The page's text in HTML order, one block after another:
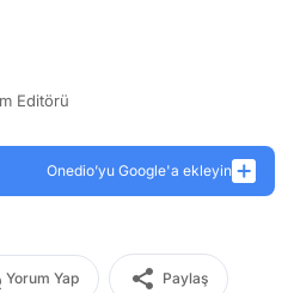
Editörü
Onedio’yu Google'a ekleyin
Yorum Yap Paylaş